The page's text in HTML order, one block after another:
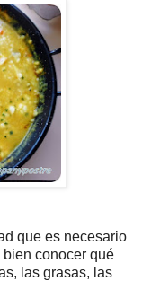
que es necesario
conocer qué
las grasas, las